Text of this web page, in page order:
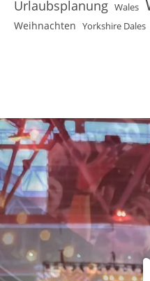
Urlaubsplanung Wales
Weihnachten Yorkshire Dales